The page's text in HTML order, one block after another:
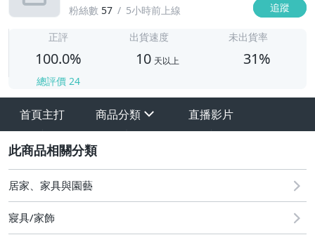
粉絲數 57 5小時前上線 追蹤
正評
100.0%
總評價 24
出貨速度
10 天以上
未出貨率
31%
首頁主打 商品分類
其它
直播影片
居家、家具與園藝
寢具/家飾